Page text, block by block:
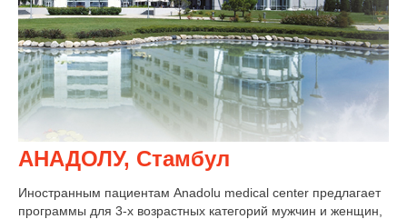
АНАДОЛУ, Стамбул
Иностранным пациентам Anadolu medical center предлагает
программы для 3-х возрастных категорий мужчин и женщин,